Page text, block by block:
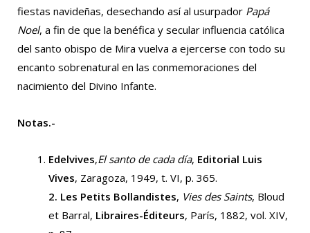
fiestas navideñas, desechando así al usurpador Papá
Noel, a fin de que la benéfica y secular influencia católica
del santo obispo de Mira vuelva a ejercerse con todo su
encanto sobrenatural en las conmemoraciones del
nacimiento del Divino Infante.
Notas.-
Edelvives,El santo de cada día, Editorial Luis
Vives, Zaragoza, 1949, t. VI, p. 365.
2. Les Petits Bollandistes, Vies des Saints, Bloud
et Barral, Libraires-Éditeurs, París, 1882, vol. XIV,